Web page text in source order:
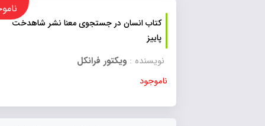
کتاب انسان در جستجوی معنا نشر شاهدخت
ناموجود
نویسنده :ویکتور فرانکل